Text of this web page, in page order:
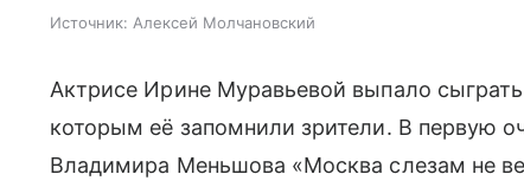
Источник: Алексей Молчановский
Актрисе Ирине Муравьевой выпало
которым её запомнили зрители. В первую
Владимира Меньшова «Москва слезам не